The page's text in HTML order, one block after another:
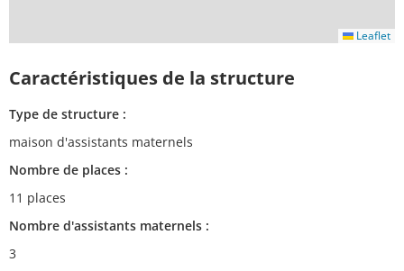
Leaflet
Caractéristiques de la structure
Type de structure :
maison d'assistants maternels
Nombre de places :
11 places
Nombre d'assistants maternels :
3